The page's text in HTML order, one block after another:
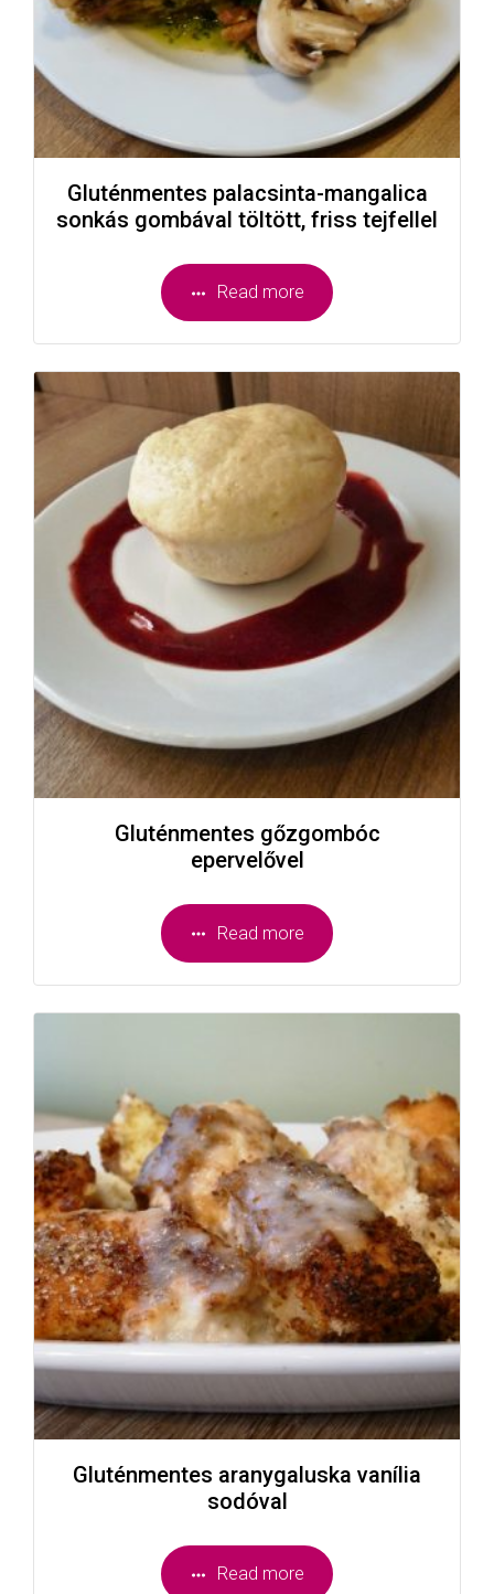
Gluténmentes palacsinta-mangalica
sonkás gombával töltött, friss tejfellel
Read more
Gluténmentes gőzgombóc
epervelővel
Read more
Gluténmentes aranygaluska vanília
sodóval
Read more